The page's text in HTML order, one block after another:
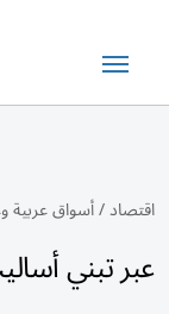
اقتصاد/أسواق عربية
عبر تبني